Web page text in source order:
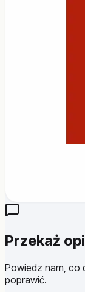
Przekaż
Powiedz nam, co
poprawić.